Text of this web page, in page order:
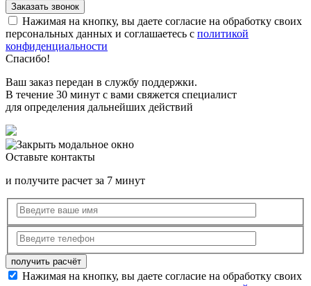
Нажимая на кнопку, вы даете согласие на обработку своих
персональных данных и соглашаетесь с политикой
конфиденциальности
Спасибо!
Ваш заказ передан в службу поддержки.
В течение 30 минут с вами свяжется специалист
для определения дальнейших действий
Оставьте контакты
и получите расчет за 7 минут
Нажимая на кнопку, вы даете согласие на обработку своих